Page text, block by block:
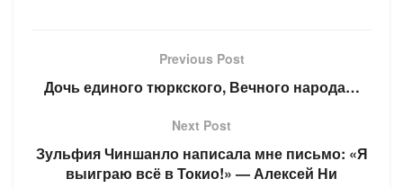
Previous Post
Дочь единого тюркского, Вечного народа…
Next Post
Зульфия Чиншанло написала мне письмо: «Я
выиграю всё в Токио!» — Алексей Ни